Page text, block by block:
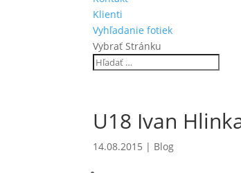
Klienti
Vyhľadanie fotiek
Vybrať Stránku
U18 Ivan
14.08.2015 | Blog